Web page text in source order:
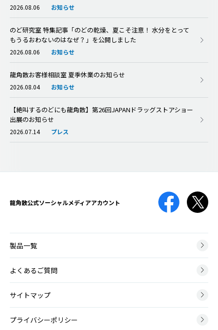
2026.08.06 お知らせ
2026.08.06 お知らせ
のど研究室 特集記事「のどの乾燥、夏こそ注意！ 水分をとって
もうるおわないのはなぜ？」を公開しました
2026.08.04 お知らせ
龍角散お客様相談室 夏季休業のお知らせ
2026.07.14 プレス
【絶叫するのどにも龍角散】第26回JAPANドラッグストアショー
出展のお知らせ
龍角散公式ソーシャルメディアアカウント
製品一覧
よくあるご質問
サイトマップ
プライバシーポリシー